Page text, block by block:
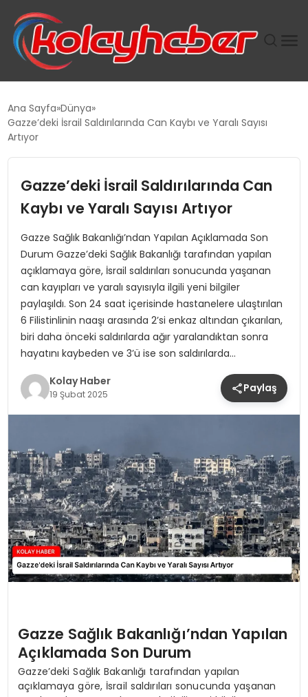
SUWEN’IN İSTIHDAM MODELI EKONOMIDE KADIN
TANYER YAPI ZEMIN MÜHENDISLIĞINDE HEDEF
BÜYÜTTÜ
TOROSLAR’DA PAZAR GERGİNLİĞİ!
Ana Sayfa Dünya
Gazze’deki İsrail Saldırılarında Can Kaybı ve Yaralı Sayısı
Artıyor
Gazze’deki İsrail Saldırılarında Can
Kaybı ve Yaralı Sayısı Artıyor
Gazze Sağlık Bakanlığı’ndan Yapılan Açıklamada Son
Durum Gazze’deki Sağlık Bakanlığı tarafından yapılan
açıklamaya göre, İsrail saldırıları sonucunda yaşanan
can kayıpları ve yaralı sayısıyla ilgili yeni bilgiler
paylaşıldı. Son 24 saat içerisinde hastanelere ulaştırılan
6 Filistinlinin naaşı arasında 2’si enkaz altından çıkarılan,
biri daha önceki saldırılarda ağır yaralandıktan sonra
hayatını kaybeden ve 3’ü ise son saldırılarda…
Kolay Haber
19 Şubat 2025 Paylaş
Gazze Sağlık Bakanlığı’ndan Yapılan
Açıklamada Son Durum
Gazze’deki Sağlık Bakanlığı tarafından yapılan
açıklamaya göre, İsrail saldırıları sonucunda yaşanan